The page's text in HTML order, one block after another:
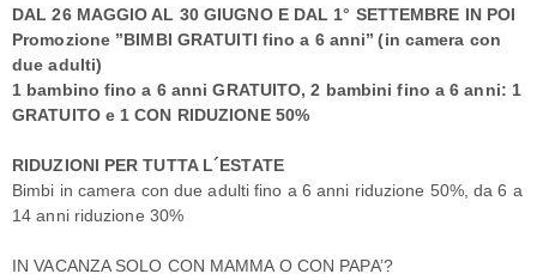
DAL 26 MAGGIO AL 30 GIUGNO E DAL 1° SETTEMBRE IN POI
Promozione ’’BIMBI GRATUITI fino a 6 anni’’ (in camera con
due adulti)
1 bambino fino a 6 anni GRATUITO, 2 bambini fino a 6 anni: 1
GRATUITO e 1 CON RIDUZIONE 50%
RIDUZIONI PER TUTTA L´ESTATE
Bimbi in camera con due adulti fino a 6 anni riduzione 50%, da 6 a
14 anni riduzione 30%
IN VACANZA SOLO CON MAMMA O CON PAPA’?